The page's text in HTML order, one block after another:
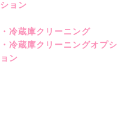
ション
・冷蔵庫クリーニング
・冷蔵庫クリーニングオプシ
ョン